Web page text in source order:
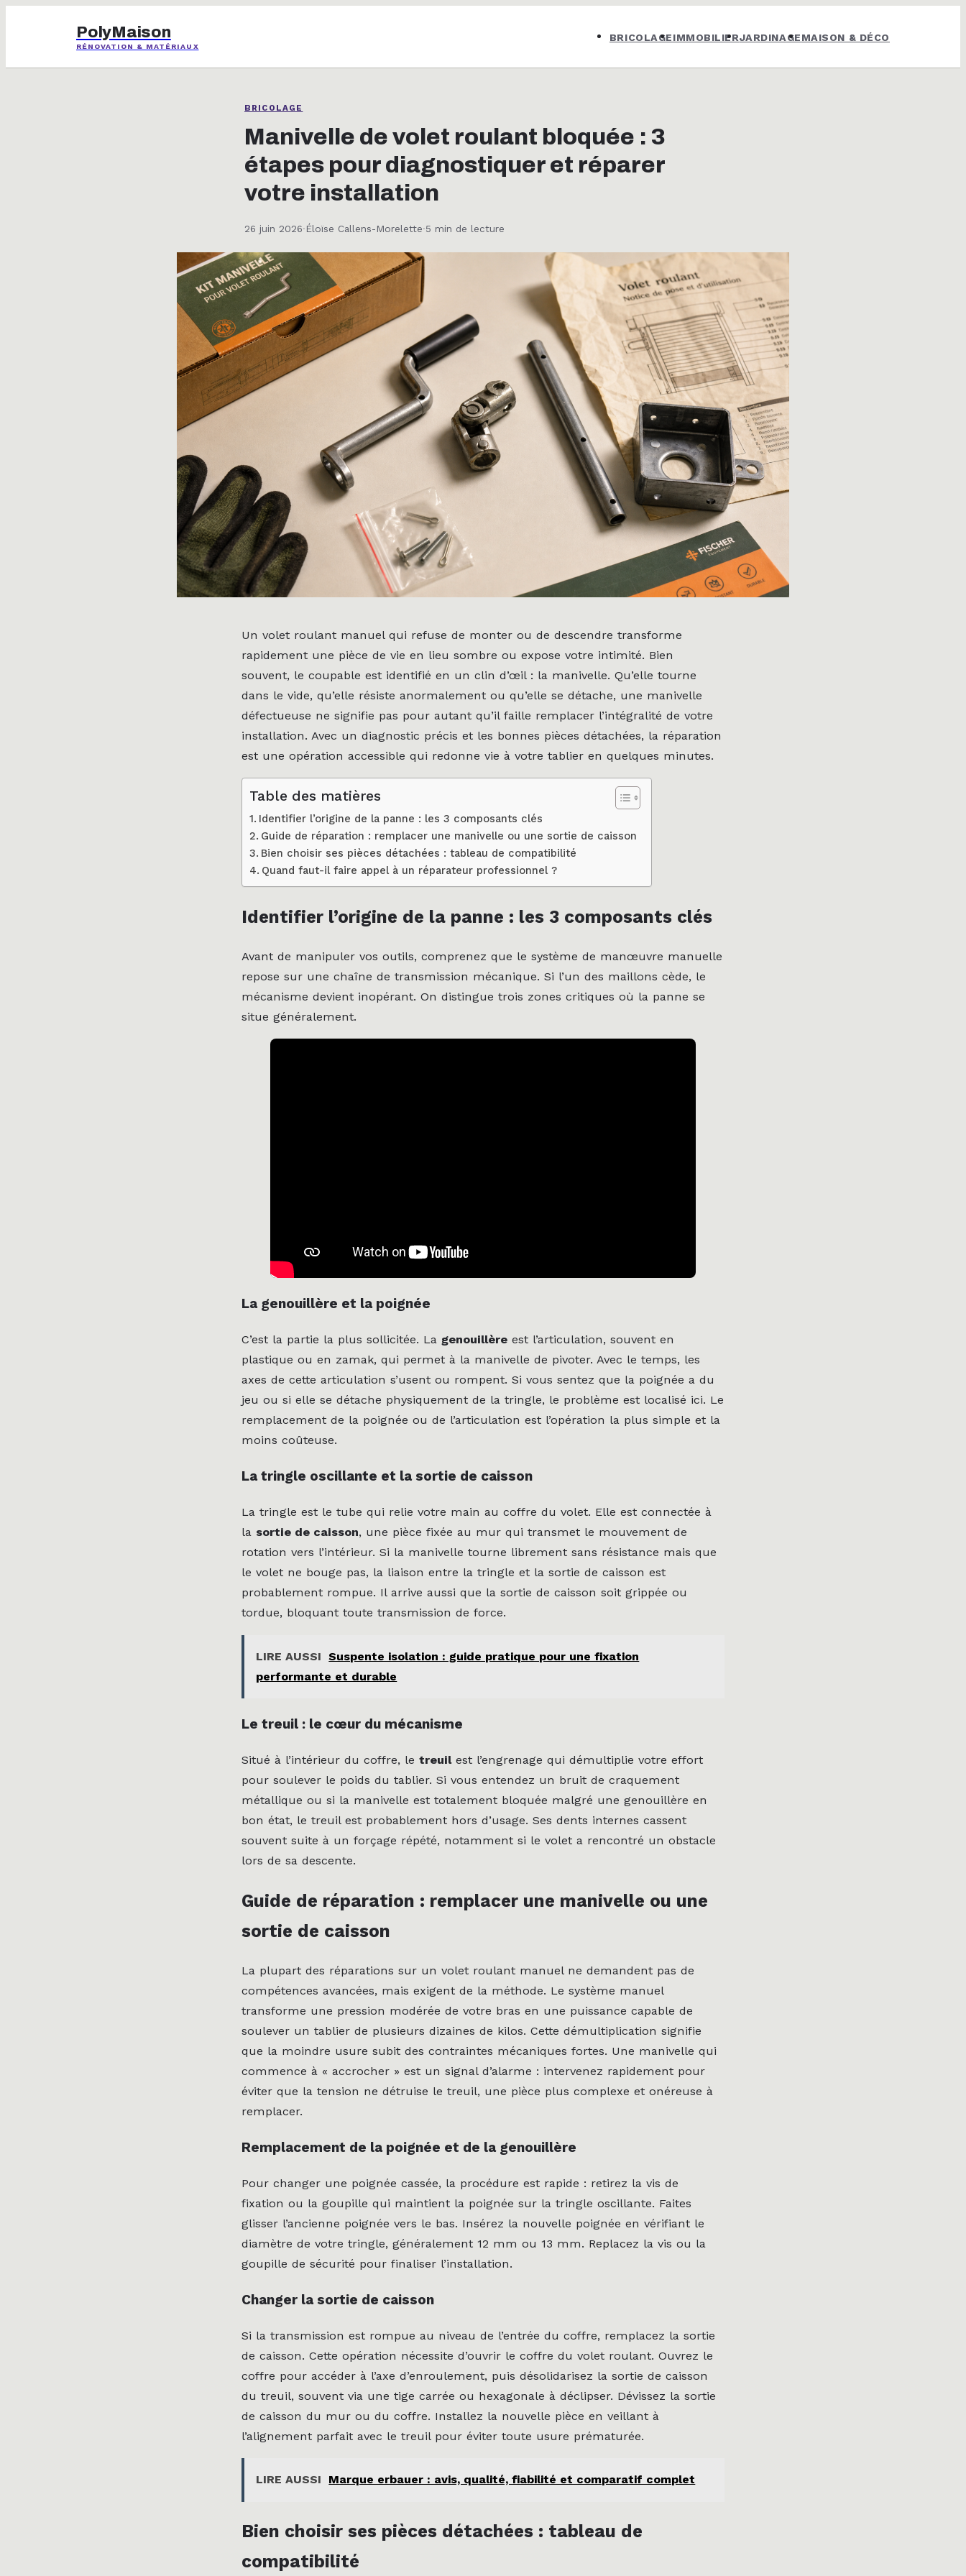
PolyMaison
RÉNOVATION & MATÉRIAUX
BRICOLAGEIMMOBILIERJARDINAGEMAISON & DÉCO
BRICOLAGE
Manivelle de volet roulant bloquée : 3
étapes pour diagnostiquer et réparer
votre installation
26 juin 2026·Éloïse Callens-Morelette·5 min de lecture
Un volet roulant manuel qui refuse de monter ou de descendre transforme
rapidement une pièce de vie en lieu sombre ou expose votre intimité. Bien
souvent, le coupable est identifié en un clin d’œil : la manivelle. Qu’elle tourne
dans le vide, qu’elle résiste anormalement ou qu’elle se détache, une manivelle
défectueuse ne signifie pas pour autant qu’il faille remplacer l’intégralité de votre
installation. Avec un diagnostic précis et les bonnes pièces détachées, la réparation
est une opération accessible qui redonne vie à votre tablier en quelques minutes.
Table des matières
Identifier l’origine de la panne : les 3 composants clés
Guide de réparation : remplacer une manivelle ou une sortie de caisson
Bien choisir ses pièces détachées : tableau de compatibilité
Quand faut-il faire appel à un réparateur professionnel ?
Identifier l’origine de la panne : les 3 composants clés
Avant de manipuler vos outils, comprenez que le système de manœuvre manuelle
repose sur une chaîne de transmission mécanique. Si l’un des maillons cède, le
mécanisme devient inopérant. On distingue trois zones critiques où la panne se
situe généralement.
La genouillère et la poignée
C’est la partie la plus sollicitée. La genouillère est l’articulation, souvent en
plastique ou en zamak, qui permet à la manivelle de pivoter. Avec le temps, les
axes de cette articulation s’usent ou rompent. Si vous sentez que la poignée a du
jeu ou si elle se détache physiquement de la tringle, le problème est localisé ici. Le
remplacement de la poignée ou de l’articulation est l’opération la plus simple et la
moins coûteuse.
La tringle oscillante et la sortie de caisson
La tringle est le tube qui relie votre main au coffre du volet. Elle est connectée à
la sortie de caisson, une pièce fixée au mur qui transmet le mouvement de
rotation vers l’intérieur. Si la manivelle tourne librement sans résistance mais que
le volet ne bouge pas, la liaison entre la tringle et la sortie de caisson est
probablement rompue. Il arrive aussi que la sortie de caisson soit grippée ou
tordue, bloquant toute transmission de force.
LIRE AUSSI Suspente isolation : guide pratique pour une fixation
performante et durable
Le treuil : le cœur du mécanisme
Situé à l’intérieur du coffre, le treuilest l’engrenage qui démultiplie votre effort
pour soulever le poids du tablier. Si vous entendez un bruit de craquement
métallique ou si la manivelle est totalement bloquée malgré une genouillère en
bon état, le treuil est probablement hors d’usage. Ses dents internes cassent
souvent suite à un forçage répété, notamment si le volet a rencontré un obstacle
lors de sa descente.
Guide de réparation : remplacer une manivelle ou une
sortie de caisson
La plupart des réparations sur un volet roulant manuel ne demandent pas de
compétences avancées, mais exigent de la méthode. Le système manuel
transforme une pression modérée de votre bras en une puissance capable de
soulever un tablier de plusieurs dizaines de kilos. Cette démultiplication signifie
que la moindre usure subit des contraintes mécaniques fortes. Une manivelle qui
commence à « accrocher » est un signal d’alarme : intervenez rapidement pour
éviter que la tension ne détruise le treuil, une pièce plus complexe et onéreuse à
remplacer.
Remplacement de la poignée et de la genouillère
Pour changer une poignée cassée, la procédure est rapide : retirez la vis de
fixation ou la goupille qui maintient la poignée sur la tringle oscillante. Faites
glisser l’ancienne poignée vers le bas. Insérez la nouvelle poignée en vérifiant le
diamètre de votre tringle, généralement 12 mm ou 13 mm. Replacez la vis ou la
goupille de sécurité pour finaliser l’installation.
Changer la sortie de caisson
Si la transmission est rompue au niveau de l’entrée du coffre, remplacez la sortie
de caisson. Cette opération nécessite d’ouvrir le coffre du volet roulant. Ouvrez le
coffre pour accéder à l’axe d’enroulement, puis désolidarisez la sortie de caisson
du treuil, souvent via une tige carrée ou hexagonale à déclipser. Dévissez la sortie
de caisson du mur ou du coffre. Installez la nouvelle pièce en veillant à
l’alignement parfait avec le treuil pour éviter toute usure prématurée.
LIRE AUSSI Marque erbauer : avis, qualité, fiabilité et comparatif complet
Bien choisir ses pièces détachées : tableau de
compatibilité